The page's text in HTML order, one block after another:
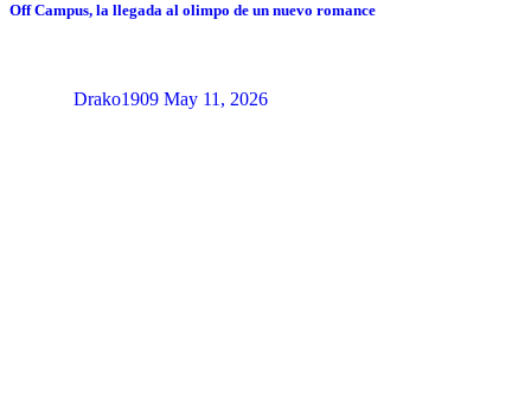
Off Campus, la llegada al olimpo de un nuevo romance
Drako1909 May 11, 2026